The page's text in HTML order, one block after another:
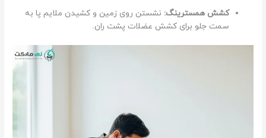
کشش همسترینگ: نشستن روی زمین و کشیدن ملایم پا به
سمت جلو برای کشش عضلات پشت ران.